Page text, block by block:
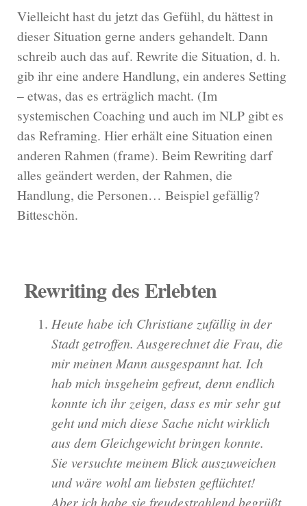
Vielleicht hast du jetzt das Gefühl, du hättest in
dieser Situation gerne anders gehandelt. Dann
schreib auch das auf. Rewrite die Situation, d. h.
gib ihr eine andere Handlung, ein anderes Setting
– etwas, das es erträglich macht. (Im
systemischen Coaching und auch im NLP gibt es
das Reframing. Hier erhält eine Situation einen
anderen Rahmen (frame). Beim Rewriting darf
alles geändert werden, der Rahmen, die
Handlung, die Personen… Beispiel gefällig?
Bitteschön.
Rewriting des Erlebten
Heute habe ich Christiane zufällig in der
Stadt getroffen. Ausgerechnet die Frau, die
mir meinen Mann ausgespannt hat. Ich
hab mich insgeheim gefreut, denn endlich
konnte ich ihr zeigen, dass es mir sehr gut
geht und mich diese Sache nicht wirklich
aus dem Gleichgewicht bringen konnte.
Sie versuchte meinem Blick auszuweichen
und wäre wohl am liebsten geflüchtet!
Aber ich habe sie freudestrahlend begrüßt